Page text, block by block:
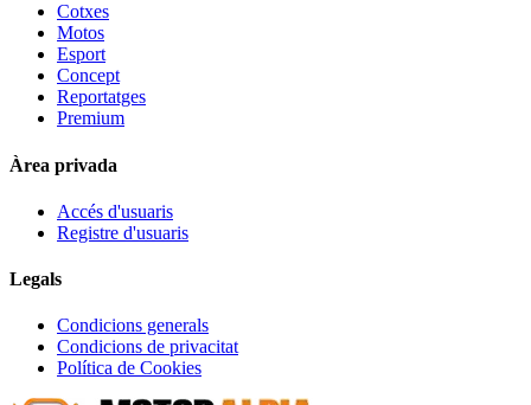
Cotxes
Motos
Esport
Concept
Reportatges
Premium
Àrea privada
Accés d'usuaris
Registre d'usuaris
Legals
Condicions generals
Condicions de privacitat
Política de Cookies